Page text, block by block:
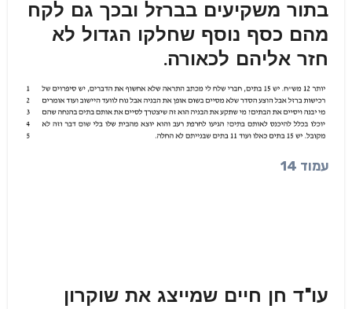
בתור משקיעים בברזל ובכך גם לקח
מהם כסף נוסף שחלקו הגדול לא
חזר אליהם לכאורה.
עמוד 14
עו"ד חן חיים שמייצג את שוקרון